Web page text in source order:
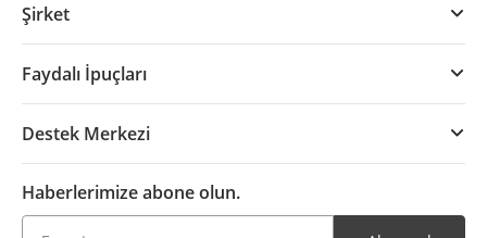
Şirket
Faydalı İpuçları
Destek Merkezi
Haberlerimize abone olun.